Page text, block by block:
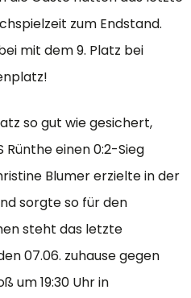
zum Endstand.
mit dem 9. Platz bei
so gut wie gesichert,
Rünthe einen 0:2-Sieg
Blumer erzielte in der
sorgte so für den
steht das letzte
07.06. zuhause gegen
um 19:30 Uhr in